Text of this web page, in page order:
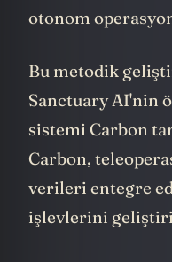
yetenekleri
Bu metodik
Sanctuary AI'nin
sistemi Carbon
Carbon,
verileri entegre